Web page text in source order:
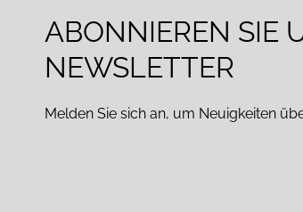
ABONNIEREN SIE
NEWSLETTER
Melden Sie sich an, um Neuigkeiten